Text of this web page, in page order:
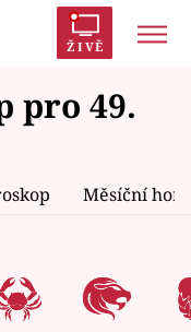
ŽIVĚ
AYTO?
pro 49.
Měsíční